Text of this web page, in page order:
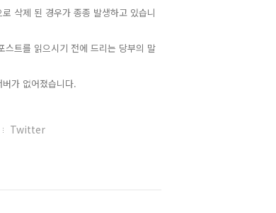
로 삭제 된 경우가 종종 발생하고 있습니
스트를 읽으시기 전에 드리는 당부의 말
가 없어졌습니다.
Twitter